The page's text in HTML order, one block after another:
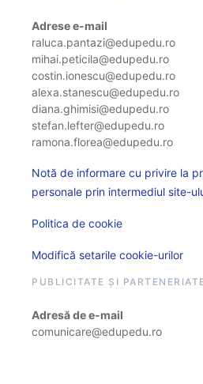
Adrese e-mail
raluca.pantazi@edupedu.ro
mihai.peticila@edupedu.ro
costin.ionescu@edupedu.ro
alexa.stanescu@edupedu.ro
diana.ghimisi@edupedu.ro
stefan.lefter@edupedu.ro
ramona.florea@edupedu.ro
Notă de informare cu privire la
personale prin intermediul site-
Politica de cookie
Modifică setarile cookie-urilor
PUBLICITATE ȘI
Adresă de e-mail
comunicare@edupedu.ro